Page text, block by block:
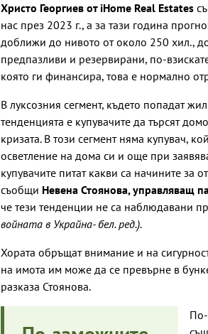
Христо Георгиев от iHome Real Estates
нас през 2023 г., а за тази година
доближи до нивото от около 250 хил.,
предпазливи и резервирани, по-
която ги финансира, това е нормално
В луксозния сегмент, където попадат
тенденцията е купувачите да търсят
кризата. В този сегмент няма купувач,
осветление на дома си и още при
купувачите питат какви са начините
съобщи Невена Стоянова, управляващ
че тези тенденции не са наблюдавани
войната в Украйна- бел. ред.).
Хората обръщат внимание и на
на имота им може да се превърне в
разказа Стоянова.